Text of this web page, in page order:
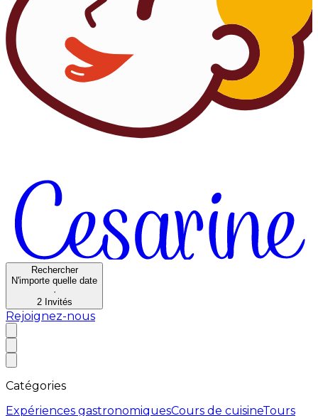
Rechercher
N'importe quelle date
·
2 Invités
Rejoignez-nous
Catégories
Expériences gastronomiquesCours de cuisineTours